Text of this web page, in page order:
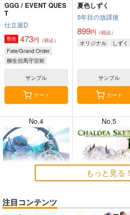
8月2日掲載
7月31日掲載
7月30日掲載
GGG / EVENT QUES
T
仕立屋D
専売 473円 （税込）
Fate/Grand Order
柳生但馬守宗矩
新宿のアーチャー
サンプル
カート
夏色しずく
5年目の放課後
899円 （税込）
オリジナル しずく
サンプル
カート
No.4 No.5
もっと見る！
注目コンテンツ